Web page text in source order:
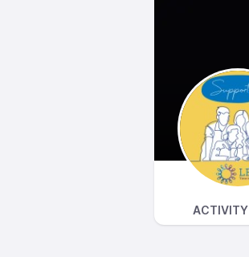
ACTIVITY